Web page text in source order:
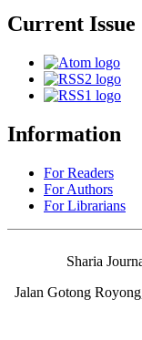
Current Issue
Information
For Readers
For Authors
For Librarians
Sharia
Jalan Gotong